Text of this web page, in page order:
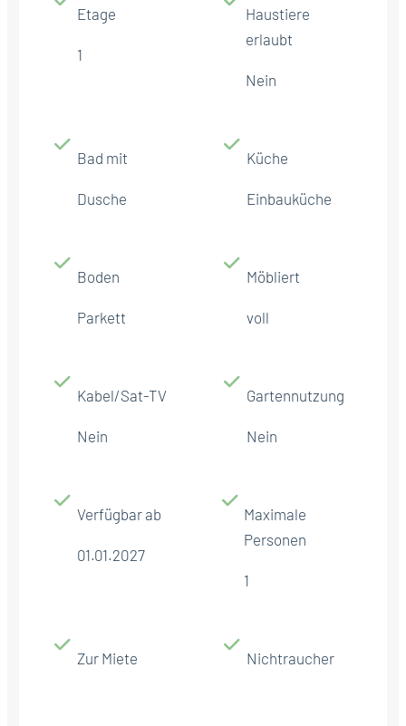
Etage
1
Haustiere
erlaubt
Nein
Bad mit
Dusche
Küche
Einbauküche
Boden
Parkett
Möbliert
voll
Kabel/Sat-TV
Nein
Gartennutzung
Nein
Verfügbar ab
01.01.2027
Maximale
Personen
1
Zur Miete Nichtraucher